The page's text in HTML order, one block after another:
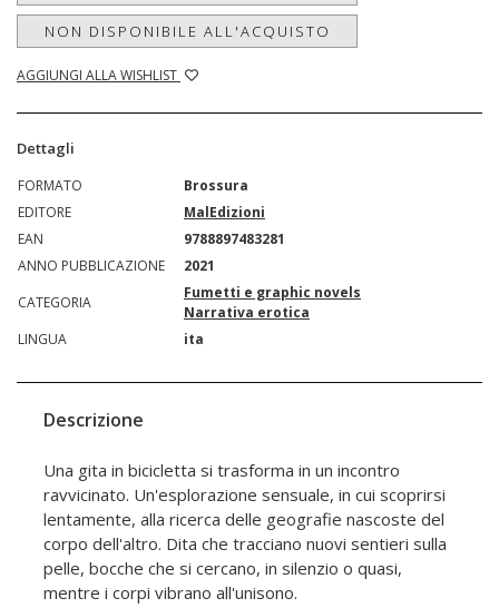
NON DISPONIBILE ALL'ACQUISTO
AGGIUNGI ALLA WISHLIST
Dettagli
FORMATO
Brossura
EDITORE
MalEdizioni
EAN
9788897483281
ANNO PUBBLICAZIONE
2021
CATEGORIA
Fumetti e graphic novels
Narrativa erotica
LINGUA
ita
Descrizione
Una gita in bicicletta si trasforma in un incontro
ravvicinato. Un'esplorazione sensuale, in cui scoprirsi
lentamente, alla ricerca delle geografie nascoste del
corpo dell'altro. Dita che tracciano nuovi sentieri sulla
pelle, bocche che si cercano, in silenzio o quasi,
mentre i corpi vibrano all'unisono.